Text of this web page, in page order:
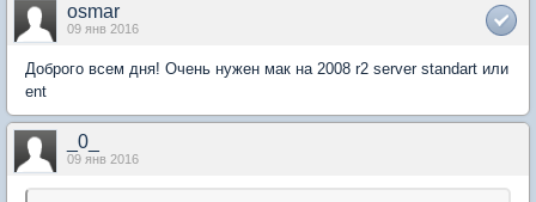
osmar
09 янв 2016
Доброго всем дня! Очень нужен мак на 2008 r2 server standart или
ent
_0_
09 янв 2016